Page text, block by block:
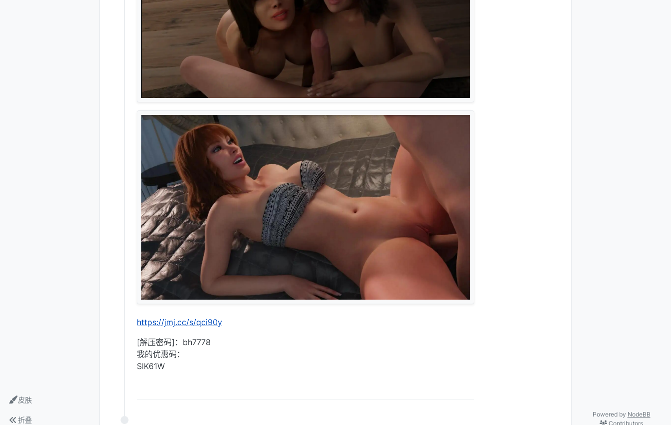
皮肤
折叠
https://jmj.cc/s/qci90y
[解压密码]：bh7778
我的优惠码：
SIK61W
Powered by NodeBB
Contributors